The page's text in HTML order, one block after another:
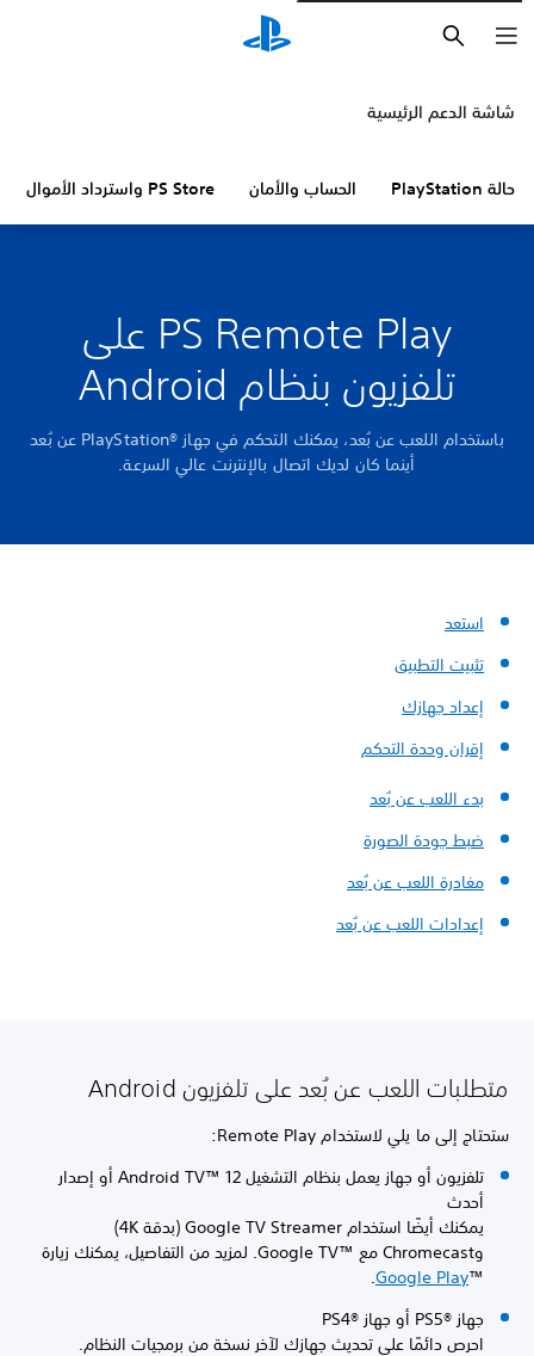
شاشة الدعم الرئيسية
حالة PlayStation الحساب والأمان PS Store واسترداد الأموال
PS Remote Play على
تلفزيون بنظام Android
باستخدام اللعب عن بُعد، يمكنك التحكم في جهاز PlayStation®‎ عن بُعد
أينما كان لديك اتصال بالإنترنت عالي السرعة.
استعد
تثبيت التطبيق
إعداد جهازك
إقران وحدة التحكم
بدء اللعب عن بُعد
ضبط جودة الصورة
مغادرة اللعب عن بُعد
إعدادات اللعب عن بُعد
متطلبات اللعب عن بُعد على تلفزيون Android
ستحتاج إلى ما يلي لاستخدام Remote Play:
تلفزيون أو جهاز يعمل بنظام التشغيل Android TV™‎ 12 أو إصدار
أحدث
يمكنك أيضًا استخدام Google TV Streamer (بدقة 4K)
Google Play™‎.
جهاز PS5®‎ أو جهاز PS4®‎
احرص دائمًا على تحديث جهازك لآخر نسخة من برمجيات النظام.